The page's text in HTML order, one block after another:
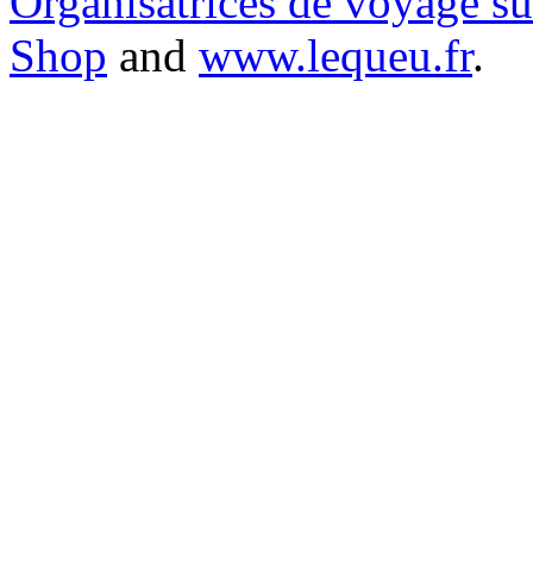
Shop and www.lequeu.fr.